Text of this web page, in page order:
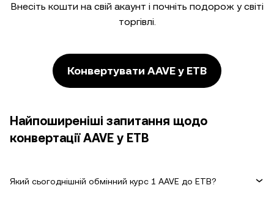
Внесіть кошти на свій акаунт і почніть подорож у світі
торгівлі.
Конвертувати AAVE у ETB
Найпоширеніші запитання щодо
конвертації AAVE у ETB
Який сьогоднішній обмінний курс 1 AAVE до ETB?